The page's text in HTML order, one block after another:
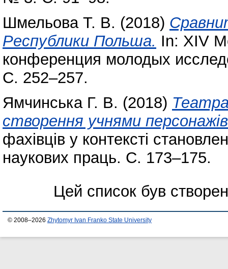
Шмельова Т. В. (2018)
Республики Польша. In: XIV
конференция молодых
С. 252–257.
Ямчинська Г. В. (2018)
створення учнями
фахівців у контексті
наукових праць. С. 173–175.
Цей список був
© 2008–2026 Zhytomyr Ivan Franko State University